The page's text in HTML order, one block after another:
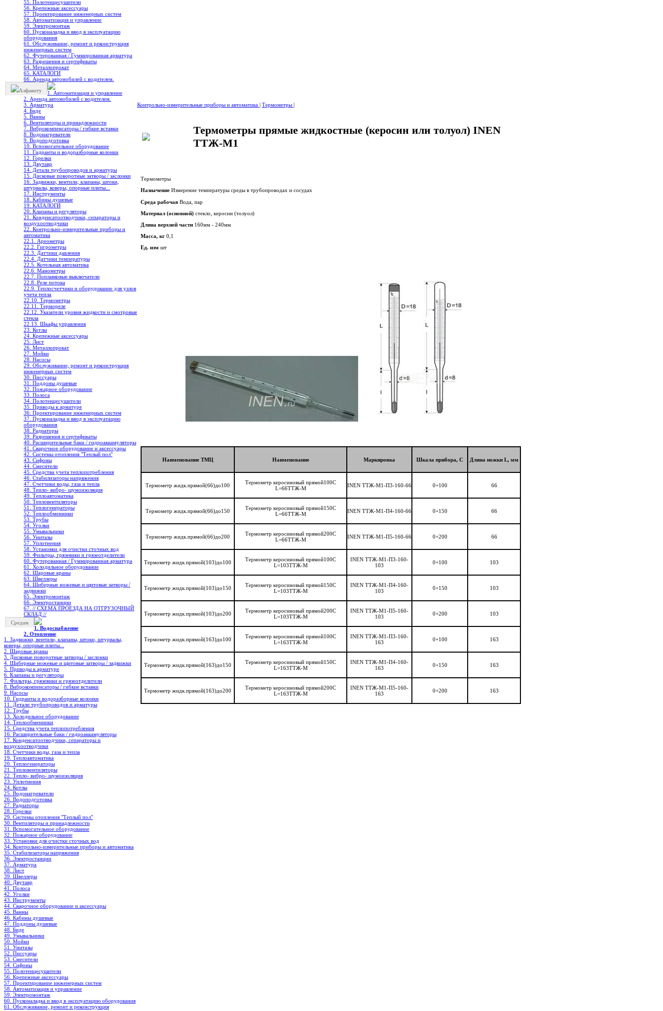
55. Полотенцесушители
56. Крепежные аксессуары
57. Проектирование инженерных систем
58. Автоматизация и управление
59. Электромонтаж
60. Пусконаладка и ввод в эксплуатацию
оборудования
61. Обслуживание, ремонт и реконструкция
инженерных систем
62. Футерованная / Гуммированная арматура
63. Разрешения и сертификаты
64. Металлопрокат
65. КАТАЛОГИ
66. Аренда автомобилей с водителем.
Алфавиту
1. Автоматизация и управление
2. Аренда автомобилей с водителем.
3. Арматура
4. Биде
5. Ванны
6. Вентиляторы и принадлежности
7. Виброкомпенсаторы / гибкие вставки
8. Водонагреватели
9. Водоподготовка
10. Вспомогательное оборудование
11. Гидранты и водоразборные колонки
12. Горелки
13. Двутавр
14. Детали трубопроводов и арматуры
15. Дисковые поворотные затворы / заслонки
16. Задвижки, вентили, клапаны, штоки,
штурвалы, коверы, опорные плиты...
17. Инструменты
18. Кабины душевые
19. КАТАЛОГИ
20. Клапаны и регуляторы
21. Конденсатоотводчики, сепараторы и
воздухоотводчики
22. Контрольно-измерительные приборы и
автоматика
22.1. Ареометры
22.2. Гигрометры
22.3. Датчики давления
22.4. Датчики температуры
22.5. Котельная автоматика
22.6. Манометры
22.7. Поплавковые выключатели
22.8. Реле потока
22.9. Теплосчетчики и оборудование для узлов
учета тепла
22.10. Термометры
22.11. Термореле
22.12. Указатели уровня жидкости и смотровые
стекла
22.13. Шкафы управления
23. Котлы
24. Крепежные аксессуары
25. Лист
26. Металлопрокат
27. Мойки
28. Насосы
29. Обслуживание, ремонт и реконструкция
инженерных систем
30. Писсуары
31. Поддоны душевые
32. Пожарное оборудование
33. Полоса
34. Полотенцесушители
35. Приводы к арматуре
36. Проектирование инженерных систем
37. Пусконаладка и ввод в эксплуатацию
оборудования
38. Радиаторы
39. Разрешения и сертификаты
40. Расширительные баки / гидроаккамуляторы
41. Сварочное оборудование и аксессуары
42. Системы отопления "Теплый пол"
43. Сифоны
44. Смесители
45. Средства учета теплопотребления
46. Стабилизаторы напряжения
47. Счетчики воды, газа и тепла
48. Тепло- вибро- шумоизоляция
49. Теплоавтоматика
50. Тепловентиляторы
51. Теплогенераторы
52. Теплообменники
53. Трубы
54. Уголки
55. Умывальники
56. Унитазы
57. Уплотнения
58. Установки для очистки сточных вод
59. Фильтры, грязевики и грязеотделители
60. Футерованная / Гуммированная арматура
61. Холодильное oборудование
62. Шаровые краны
63. Швеллеры
64. Шиберные ножевые и щитовые затворы /
задвижки
65. Электромонтаж
66. Электростанции
67. // СХЕМА ПРОЕЗДА НА ОТГРУЗОЧНЫЙ
СКЛАД //
Средам
1. Водоснабжение
2. Отопление
1. Задвижки, вентили, клапаны, штоки, штурвалы,
коверы, опорные плиты...
2. Шаровые краны
3. Дисковые поворотные затворы / заслонки
4. Шиберные ножевые и щитовые затворы / задвижки
5. Приводы к арматуре
6. Клапаны и регуляторы
7. Фильтры, грязевики и грязеотделители
8. Виброкомпенсаторы / гибкие вставки
9. Насосы
10. Гидранты и водоразборные колонки
11. Детали трубопроводов и арматуры
12. Трубы
13. Холодильное oборудование
14. Теплообменники
15. Средства учета теплопотребления
16. Расширительные баки / гидроаккамуляторы
17. Конденсатоотводчики, сепараторы и
воздухоотводчики
18. Счетчики воды, газа и тепла
19. Теплоавтоматика
20. Теплогенераторы
21. Тепловентиляторы
22. Тепло- вибро- шумоизоляция
23. Уплотнения
24. Котлы
25. Водонагреватели
26. Водоподготовка
27. Радиаторы
28. Горелки
29. Системы отопления "Теплый пол"
30. Вентиляторы и принадлежности
31. Вспомогательное оборудование
32. Пожарное оборудование
33. Установки для очистки сточных вод
34. Контрольно-измерительные приборы и автоматика
35. Стабилизаторы напряжения
36. Электростанции
37. Арматура
38. Лист
39. Швеллеры
40. Двутавр
41. Полоса
42. Уголки
43. Инструменты
44. Сварочное оборудование и аксессуары
45. Ванны
46. Кабины душевые
47. Поддоны душевые
48. Биде
49. Умывальники
50. Мойки
51. Унитазы
52. Писсуары
53. Смесители
54. Сифоны
55. Полотенцесушители
56. Крепежные аксессуары
57. Проектирование инженерных систем
58. Автоматизация и управление
59. Электромонтаж
60. Пусконаладка и ввод в эксплуатацию оборудования
61. Обслуживание, ремонт и реконструкция
Контрольно-измерительные приборы и автоматика | Термометры |
Термометры прямые жидкостные (керосин или толуол) INEN
ТТЖ-М1
Термометры
Назначение Измерение температуры среды в трубопроводах и сосудах
Среда рабочая Вода, пар
Материал (основной) стекло, керосин (толуол)
Длина верхней части 160мм - 240мм
Масса, кг 0,1
Ед. изм шт
Наименование ТМЦ Наименование Маркировка Шкала прибора, С Длина ножки L, мм
Термометр жидк.прямой(66)до100
Термометр керосиновый прямой100C
L=66ТТЖ-М
INEN ТТЖ-М1-П3-160-66 0+100 66
Термометр жидк.прямой(66)до150
Термометр керосиновый прямой150C
L=66ТТЖ-М
INEN ТТЖ-М1-П4-160-66 0+150 66
Термометр жидк.прямой(66)до200
Термометр керосиновый прямой200C
L=66ТТЖ-М
INEN ТТЖ-М1-П5-160-66 0+200 66
Термометр жидк.прямой(103)до100
Термометр керосиновый прямой100C
L=103ТТЖ-М
INEN ТТЖ-М1-П3-160-
103
0+100 103
Термометр жидк.прямой(103)до150
Термометр керосиновый прямой150C
L=103ТТЖ-М
INEN ТТЖ-М1-П4-160-
103
0+150 103
Термометр жидк.прямой(103)до200
Термометр керосиновый прямой200C
L=103ТТЖ-М
INEN ТТЖ-М1-П5-160-
103
0+200 103
Термометр жидк.прямой(163)до100
Термометр керосиновый прямой100C
L=163ТТЖ-М
INEN ТТЖ-М1-П3-160-
163
0+100 163
Термометр жидк.прямой(163)до150
Термометр керосиновый прямой150C
L=163ТТЖ-М
INEN ТТЖ-М1-П4-160-
163
0+150 163
Термометр жидк.прямой(163)до200
Термометр керосиновый прямой200C
L=163ТТЖ-М
INEN ТТЖ-М1-П5-160-
163
0+200 163